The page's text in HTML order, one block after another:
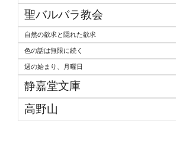
聖バルバラ教会
自然の欲求と隠れた欲求
色の話は無限に続く
週の始まり、月曜日
静嘉堂文庫
高野山